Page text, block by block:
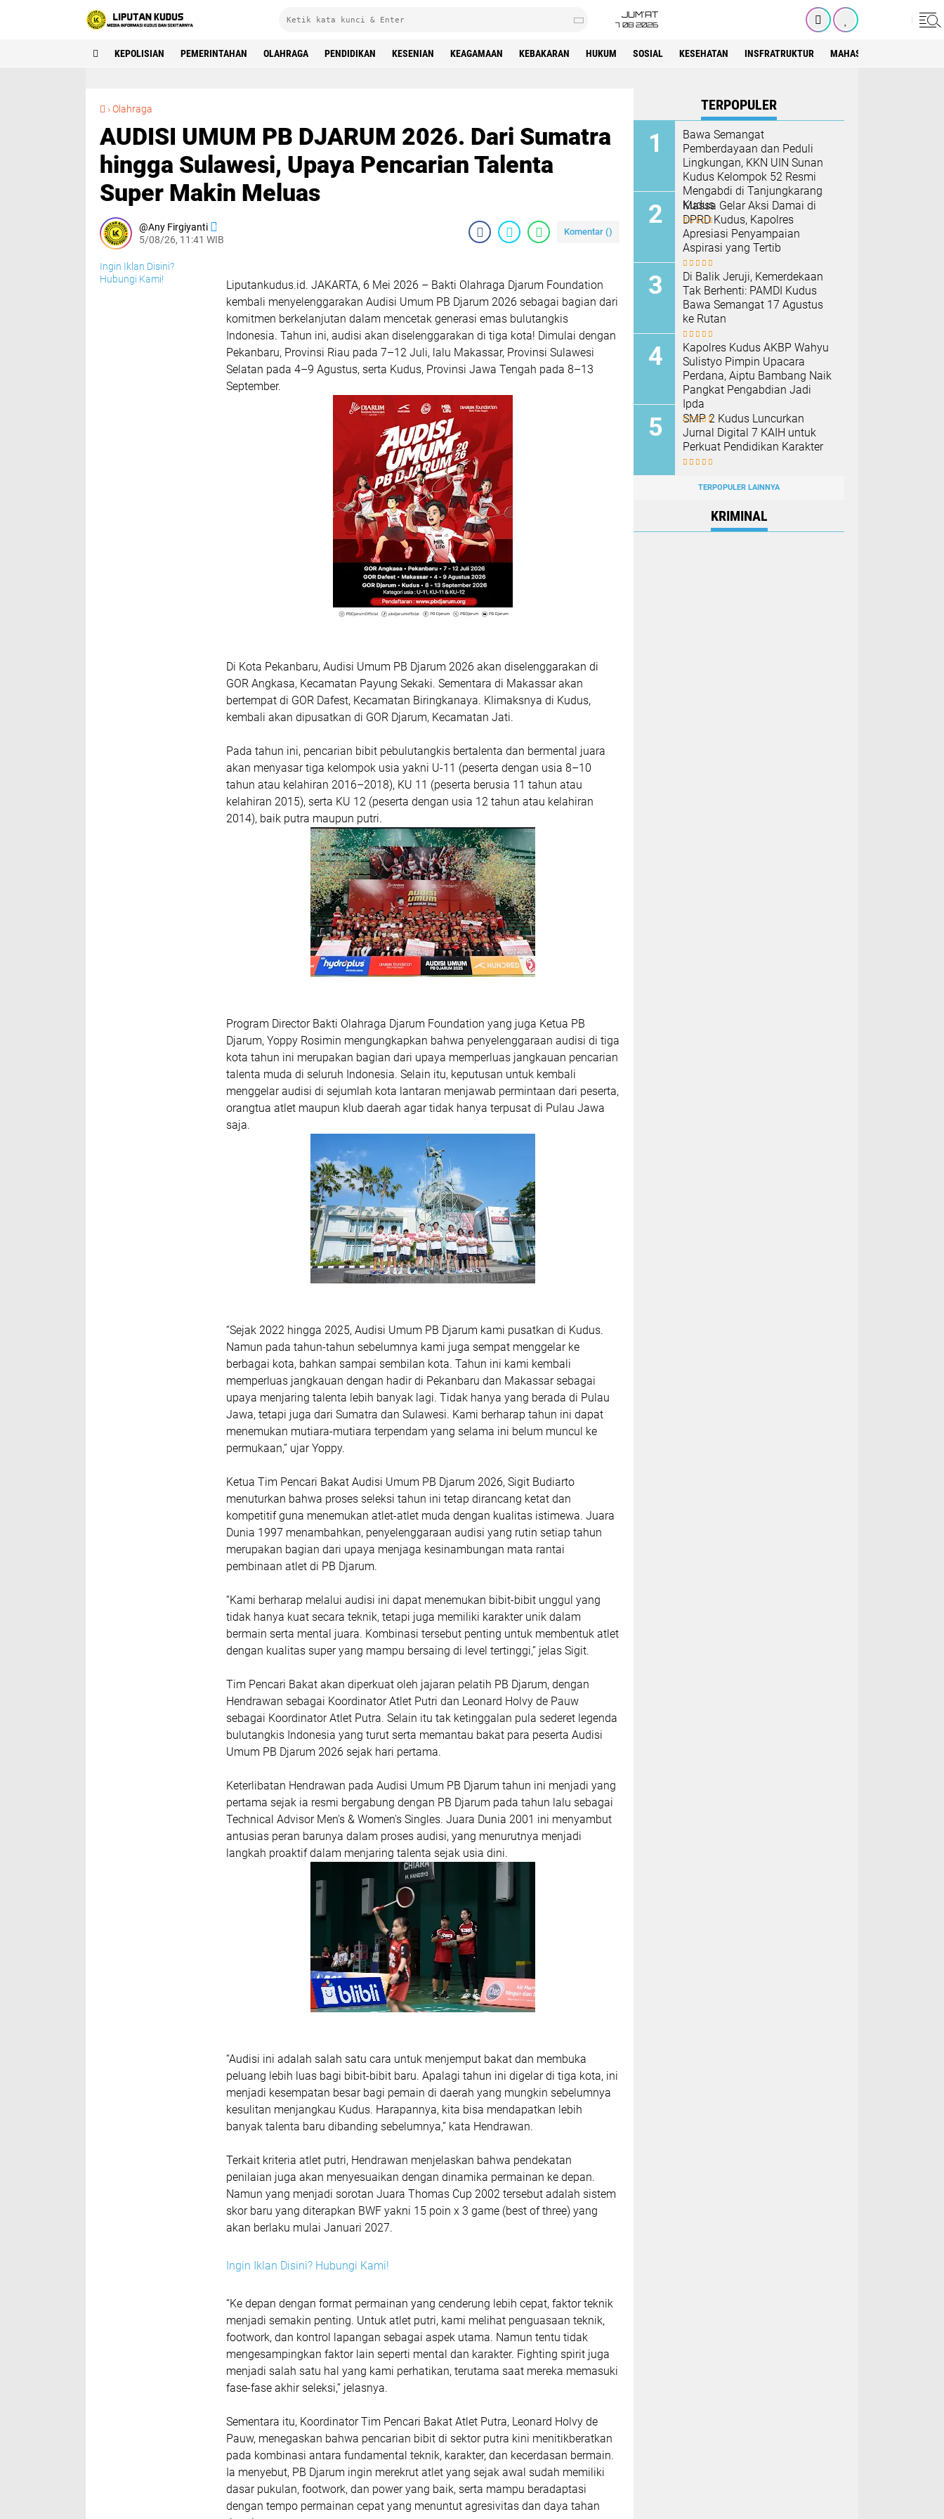
JUM'AT
7 08 2026
KEPOLISIAN PEMERINTAHAN OLAHRAGA PENDIDIKAN KESENIAN KEAGAMAAN KEBAKARAN HUKUM SOSIAL KESEHATAN INSFRATRUKTUR MAHASISWA
›Olahraga
AUDISI UMUM PB DJARUM 2026. Dari Sumatra
hingga Sulawesi, Upaya Pencarian Talenta
Super Makin Meluas
Any Firgiyanti
5/08/26, 11:41 WIB
Komentar ()
Ingin Iklan Disini?
Hubungi Kami!
Liputankudus.id. JAKARTA, 6 Mei 2026 – Bakti Olahraga Djarum Foundation
kembali menyelenggarakan Audisi Umum PB Djarum 2026 sebagai bagian dari
komitmen berkelanjutan dalam mencetak generasi emas bulutangkis
Indonesia. Tahun ini, audisi akan diselenggarakan di tiga kota! Dimulai dengan
Pekanbaru, Provinsi Riau pada 7–12 Juli, lalu Makassar, Provinsi Sulawesi
Selatan pada 4–9 Agustus, serta Kudus, Provinsi Jawa Tengah pada 8–13
September.
Di Kota Pekanbaru, Audisi Umum PB Djarum 2026 akan diselenggarakan di
GOR Angkasa, Kecamatan Payung Sekaki. Sementara di Makassar akan
bertempat di GOR Dafest, Kecamatan Biringkanaya. Klimaksnya di Kudus,
kembali akan dipusatkan di GOR Djarum, Kecamatan Jati.
Pada tahun ini, pencarian bibit pebulutangkis bertalenta dan bermental juara
akan menyasar tiga kelompok usia yakni U-11 (peserta dengan usia 8–10
tahun atau kelahiran 2016–2018), KU 11 (peserta berusia 11 tahun atau
kelahiran 2015), serta KU 12 (peserta dengan usia 12 tahun atau kelahiran
2014), baik putra maupun putri.
Program Director Bakti Olahraga Djarum Foundation yang juga Ketua PB
Djarum, Yoppy Rosimin mengungkapkan bahwa penyelenggaraan audisi di tiga
kota tahun ini merupakan bagian dari upaya memperluas jangkauan pencarian
talenta muda di seluruh Indonesia. Selain itu, keputusan untuk kembali
menggelar audisi di sejumlah kota lantaran menjawab permintaan dari peserta,
orangtua atlet maupun klub daerah agar tidak hanya terpusat di Pulau Jawa
saja.
“Sejak 2022 hingga 2025, Audisi Umum PB Djarum kami pusatkan di Kudus.
Namun pada tahun-tahun sebelumnya kami juga sempat menggelar ke
berbagai kota, bahkan sampai sembilan kota. Tahun ini kami kembali
memperluas jangkauan dengan hadir di Pekanbaru dan Makassar sebagai
upaya menjaring talenta lebih banyak lagi. Tidak hanya yang berada di Pulau
Jawa, tetapi juga dari Sumatra dan Sulawesi. Kami berharap tahun ini dapat
menemukan mutiara-mutiara terpendam yang selama ini belum muncul ke
permukaan,” ujar Yoppy.
Ketua Tim Pencari Bakat Audisi Umum PB Djarum 2026, Sigit Budiarto
menuturkan bahwa proses seleksi tahun ini tetap dirancang ketat dan
kompetitif guna menemukan atlet-atlet muda dengan kualitas istimewa. Juara
Dunia 1997 menambahkan, penyelenggaraan audisi yang rutin setiap tahun
merupakan bagian dari upaya menjaga kesinambungan mata rantai
pembinaan atlet di PB Djarum.
“Kami berharap melalui audisi ini dapat menemukan bibit-bibit unggul yang
tidak hanya kuat secara teknik, tetapi juga memiliki karakter unik dalam
bermain serta mental juara. Kombinasi tersebut penting untuk membentuk atlet
dengan kualitas super yang mampu bersaing di level tertinggi,” jelas Sigit.
Tim Pencari Bakat akan diperkuat oleh jajaran pelatih PB Djarum, dengan
Hendrawan sebagai Koordinator Atlet Putri dan Leonard Holvy de Pauw
sebagai Koordinator Atlet Putra. Selain itu tak ketinggalan pula sederet legenda
bulutangkis Indonesia yang turut serta memantau bakat para peserta Audisi
Umum PB Djarum 2026 sejak hari pertama.
Keterlibatan Hendrawan pada Audisi Umum PB Djarum tahun ini menjadi yang
pertama sejak ia resmi bergabung dengan PB Djarum pada tahun lalu sebagai
Technical Advisor Men's & Women's Singles. Juara Dunia 2001 ini menyambut
antusias peran barunya dalam proses audisi, yang menurutnya menjadi
langkah proaktif dalam menjaring talenta sejak usia dini.
“Audisi ini adalah salah satu cara untuk menjemput bakat dan membuka
peluang lebih luas bagi bibit-bibit baru. Apalagi tahun ini digelar di tiga kota, ini
menjadi kesempatan besar bagi pemain di daerah yang mungkin sebelumnya
kesulitan menjangkau Kudus. Harapannya, kita bisa mendapatkan lebih
banyak talenta baru dibanding sebelumnya,” kata Hendrawan.
Terkait kriteria atlet putri, Hendrawan menjelaskan bahwa pendekatan
penilaian juga akan menyesuaikan dengan dinamika permainan ke depan.
Namun yang menjadi sorotan Juara Thomas Cup 2002 tersebut adalah sistem
skor baru yang diterapkan BWF yakni 15 poin x 3 game (best of three) yang
akan berlaku mulai Januari 2027.
Ingin Iklan Disini? Hubungi Kami!
“Ke depan dengan format permainan yang cenderung lebih cepat, faktor teknik
menjadi semakin penting. Untuk atlet putri, kami melihat penguasaan teknik,
footwork, dan kontrol lapangan sebagai aspek utama. Namun tentu tidak
mengesampingkan faktor lain seperti mental dan karakter. Fighting spirit juga
menjadi salah satu hal yang kami perhatikan, terutama saat mereka memasuki
fase-fase akhir seleksi,” jelasnya.
Sementara itu, Koordinator Tim Pencari Bakat Atlet Putra, Leonard Holvy de
Pauw, menegaskan bahwa pencarian bibit di sektor putra kini menitikberatkan
pada kombinasi antara fundamental teknik, karakter, dan kecerdasan bermain.
Ia menyebut, PB Djarum ingin merekrut atlet yang sejak awal sudah memiliki
dasar pukulan, footwork, dan power yang baik, serta mampu beradaptasi
dengan tempo permainan cepat yang menuntut agresivitas dan daya tahan
TERPOPULER
Bawa Semangat
Pemberdayaan dan Peduli
Lingkungan, KKN UIN Sunan
Kudus Kelompok 52 Resmi
Mengabdi di Tanjungkarang
Kudus
Massa Gelar Aksi Damai di
DPRD Kudus, Kapolres
Apresiasi Penyampaian
Aspirasi yang Tertib
Di Balik Jeruji, Kemerdekaan
Tak Berhenti: PAMDI Kudus
Bawa Semangat 17 Agustus
ke Rutan
Kapolres Kudus AKBP Wahyu
Sulistyo Pimpin Upacara
Perdana, Aiptu Bambang Naik
Pangkat Pengabdian Jadi
Ipda
SMP 2 Kudus Luncurkan
Jurnal Digital 7 KAIH untuk
Perkuat Pendidikan Karakter
TERPOPULER LAINNYA
KRIMINAL